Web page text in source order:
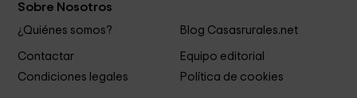
Sobre Nosotros
¿Quiénes somos? Blog Casasrurales.net
Contactar
Equipo editorial
Condiciones legales
Política de cookies